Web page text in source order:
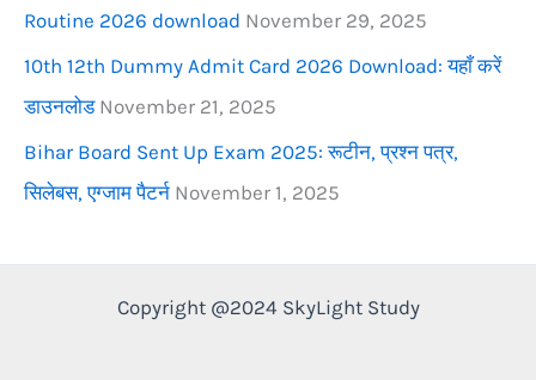
Routine 2026 download November 29, 2025
10th 12th Dummy Admit Card 2026 Download: यहाँ करें
डाउनलोड November 21, 2025
Bihar Board Sent Up Exam 2025: रूटीन, प्रश्न पत्र,
सिलेबस, एग्जाम पैटर्न November 1, 2025
Copyright @2024 SkyLight Study